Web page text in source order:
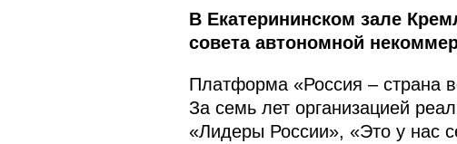
В Екатерининском зале
совета автономной
Платформа «Россия – страна
За семь лет организацией
«Лидеры России», «Это у нас